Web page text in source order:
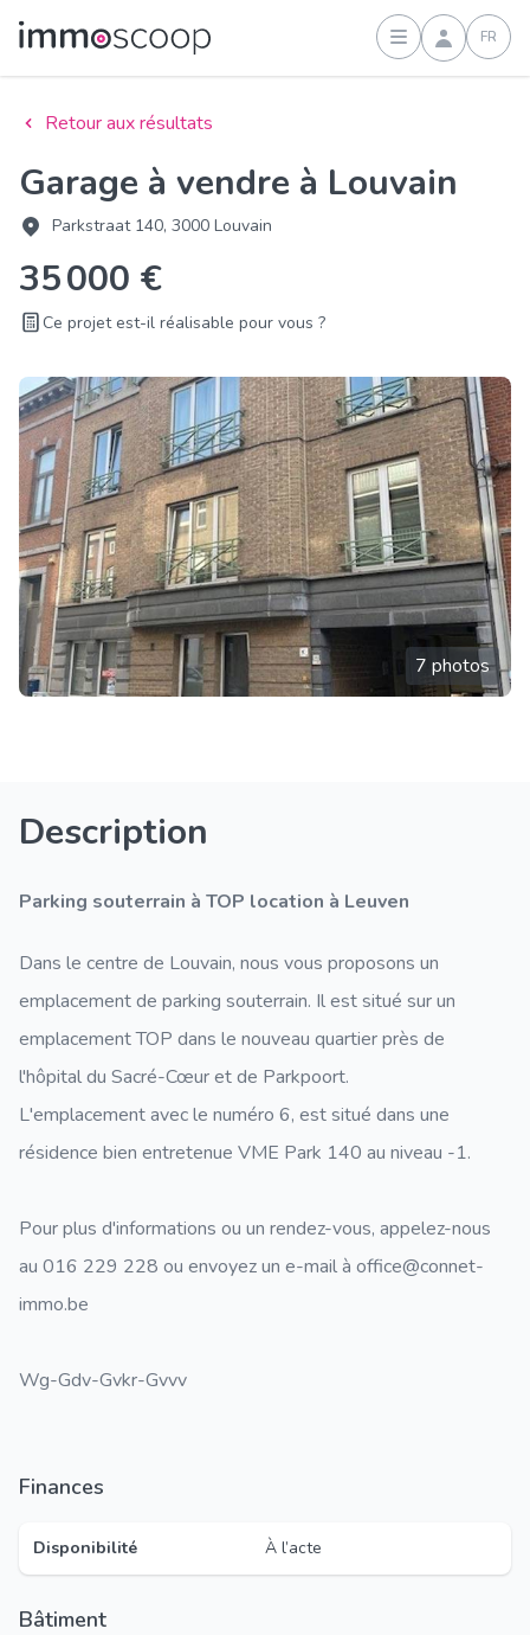
Connexion
FR
Retour aux résultats
Garage à vendre à Louvain
Parkstraat 140, 3000 Louvain
35 000 €
Ce projet est-il réalisable pour vous ?
7 photos
Description
Parking souterrain à TOP location à Leuven
Dans le centre de Louvain, nous vous proposons un
emplacement de parking souterrain. Il est situé sur un
emplacement TOP dans le nouveau quartier près de
l'hôpital du Sacré-Cœur et de Parkpoort.
L'emplacement avec le numéro 6, est situé dans une
résidence bien entretenue VME Park 140 au niveau -1.
Pour plus d'informations ou un rendez-vous, appelez-nous
au 016 229 228 ou envoyez un e-mail à office@connet-
immo.be
Wg-Gdv-Gvkr-Gvvv
Finances
Disponibilité À l’acte
Bâtiment